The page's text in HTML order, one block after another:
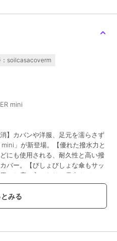
：soilcasacoverm
mini
】カバンや洋服、足元を濡らさず
」が新登場。【優れた撥水力と
にも使用される、耐久性と高い撥
バー。【びしょびしょな傘もサッ
。お店に入ったり、電車やバスに
（※）表面に耐久撥水加工、裏面
施し、縫い目から漏れにくい仕様
躍】底部は2重構造、水が外側に